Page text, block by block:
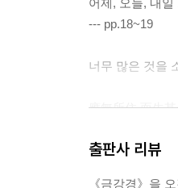
어제, 오늘, 내일
--- pp.18~19
너무 많은 것을
應無所住 而生
소유물과 관계없
출판사 리뷰
《금강경》을